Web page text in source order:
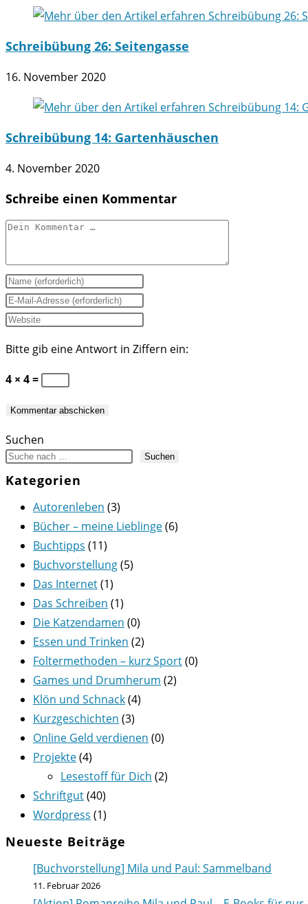
Schreibübung 26: Seitengasse
16. November 2020
Schreibübung 14: Gartenhäuschen
4. November 2020
Schreibe einen Kommentar
Kommentar
Gib
deinen
Namen
Benutzernamen
zum
ein
Gib
deine
Mail-
Adresse
Kommentieren
ein
Gib
Website-
URL
(optional)
Bitte gib eine Antwort in Ziffern ein:
4 × 4 =
Suchen
Suchen
Kategorien
Autorenleben (3)
Bücher – meine Lieblinge(6)
Buchtipps (11)
Buchvorstellung(5)
Das Internet(1)
Das Schreiben (1)
Die Katzendamen (0)
Essen und Trinken (2)
Foltermethoden – kurz Sport(0)
Games und Drumherum (2)
Klön und Schnack(4)
Kurzgeschichten (3)
Online Geld verdienen (0)
Projekte(4)
Lesestoff für Dich (2)
Schriftgut(40)
Wordpress (1)
Neueste Beiträge
[Buchvorstellung] Mila und Paul: Sammelband
11. Februar 2026